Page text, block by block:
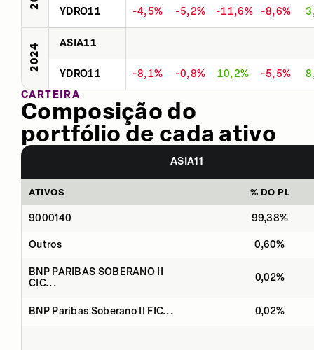
YDRO11 -4,5% -5,2% -11,6% -8,6%
2024 ASIA11
YDRO11 -8,1% -0,8% 10,2% -5,5%
CARTEIRA
Composição do
portfólio de cada ativo
ASIA11
ATIVOS % DO PL
9000140 99,38%
Outros 0,60%
BNP PARIBAS SOBERANO II
CIC...
0,02%
BNP Paribas Soberano II FIC... 0,02%